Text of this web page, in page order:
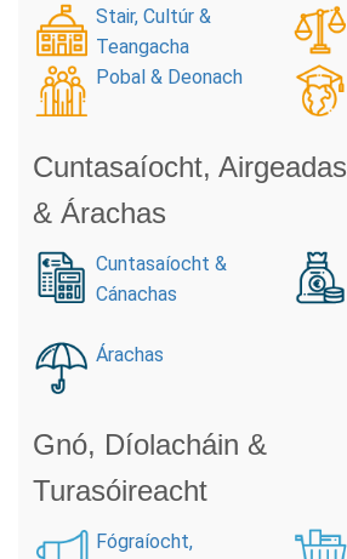
Stair, Cultúr &
Teangacha
Pobal & Deonach
Cuntasaíocht, Airgeadas
& Árachas
Cuntasaíocht &
Cánachas
Árachas
Gnó, Díolacháin &
Turasóireacht
Fógraíocht,